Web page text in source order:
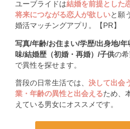
ユーブライドは結婚を前提とした
将来につながる恋人が欲しいと願
婚活マッチングアプリ。【PR】
写真/年齢/お住まい/学歴/出身地/年
味/結婚歴（初婚・再婚）/子供の
で異性を探せます。
普段の日常生活では、 決して出会
業・年齢の異性と出会えるため、
えている男女にオススメです。